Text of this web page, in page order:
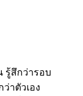
รู้สึกว่ารอบ
าตัวเอง